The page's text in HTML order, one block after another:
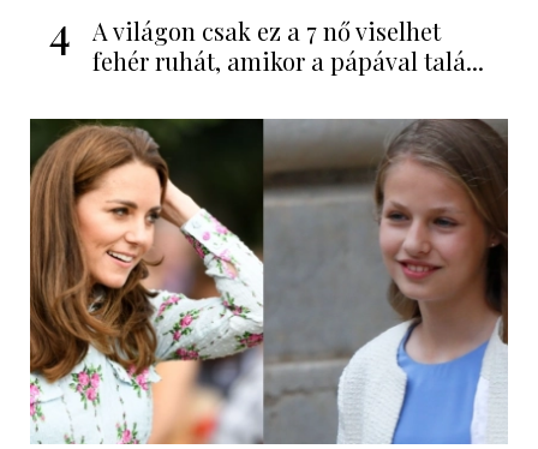
4
A világon csak ez a 7 nő viselhet
fehér ruhát, amikor a pápával talá...